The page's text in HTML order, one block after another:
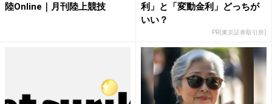
陸Online｜月刊陸上競技
利」と「変動金利」どっちが
いい？
PR(東京証券取引所)